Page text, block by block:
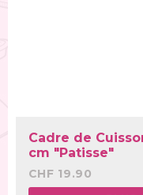
Cadre de
cm "Patisse"
CHF 19.90